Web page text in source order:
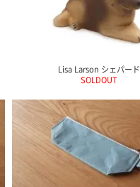
Lisa Larson シェパード
SOLDOUT